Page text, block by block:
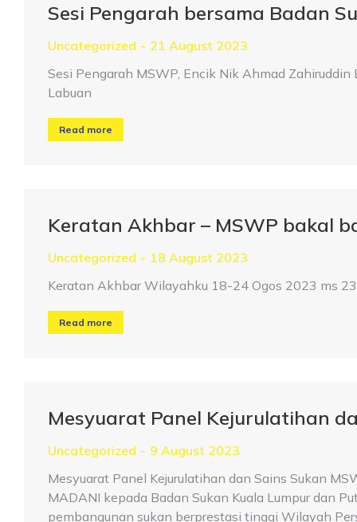
Sesi Pengarah bersama Badan
Uncategorized
21 August 2023
Sesi Pengarah MSWP, Encik Nik Ahmad
Labuan
Read more
Keratan Akhbar – MSWP bakal
Uncategorized
18 August 2023
Keratan Akhbar Wilayahku 18-24 Ogos 2023 ms
Read more
Mesyuarat Panel Kejurulatihan
Uncategorized
9 August 2023
Mesyuarat Panel Kejurulatihan dan Sains Sukan
MADANI kepada Badan Sukan Kuala Lumpur dan
pembangunan sukan berprestasi tinggi Wilayah